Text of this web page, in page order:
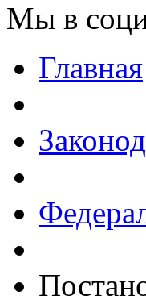
Мы в
Главная